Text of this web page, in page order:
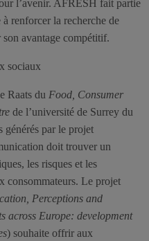
l’avenir. AFRESH fait partie
renforcer la recherche de
avantage compétitif.
sociaux
Raats du Food, Consumer
de l’université de Surrey du
générés par le projet
doit trouver un
les risques et les
consommateurs. Le projet
Perceptions and
across Europe: development
) souhaite offrir aux